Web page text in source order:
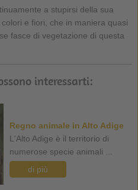
a stupirsi della sua
e fiori, che in maniera quasi
fasce di vegetazione di questa
interessarti:
Regno animale in Alto Adige
L'Alto Adige è il territorio di
numerose specie animali ...
di più